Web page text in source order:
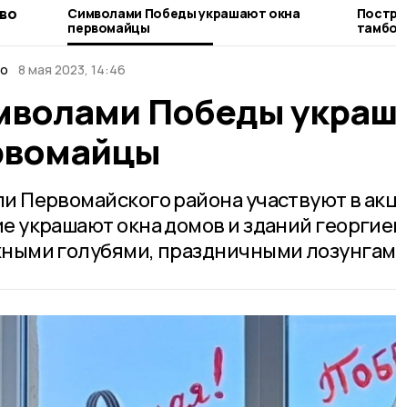
Символами Победы украшают окна
первомайцы
8 мая 2023, 14:46
Победы
Первомайского района участвуют в
украшают окна домов и зданий
голубями, праздничными